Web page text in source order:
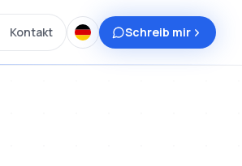
Kontakt Schreib mir